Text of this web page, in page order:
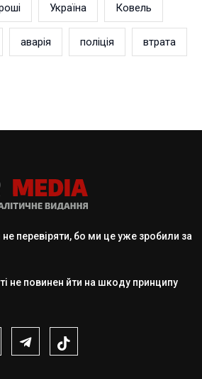
Україна Ковель
аварія поліція втрата
перевіряти, бо ми це уже зробили за
не повинен йти на шкоду принципу